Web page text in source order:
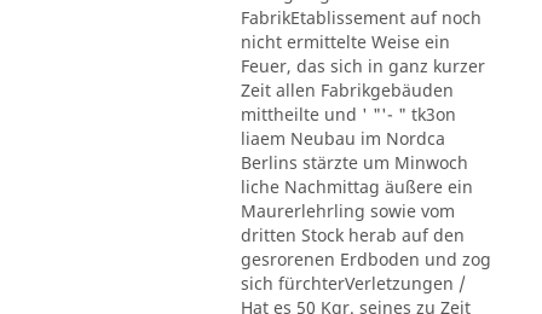
FabrikEtablissement auf noch
nicht ermittelte Weise ein
Feuer, das sich in ganz kurzer
Zeit allen Fabrikgebäuden
mittheilte und ' "'- " tk3on
liaem Neubau im Nordca
Berlins stärzte um Minwoch
liche Nachmittag äußere ein
Maurerlehrling sowie vom
dritten Stock herab auf den
gesrorenen Erdboden und zog
sich fürchterVerletzungen /
Hat es 50 Kgr. seines zu Zeit